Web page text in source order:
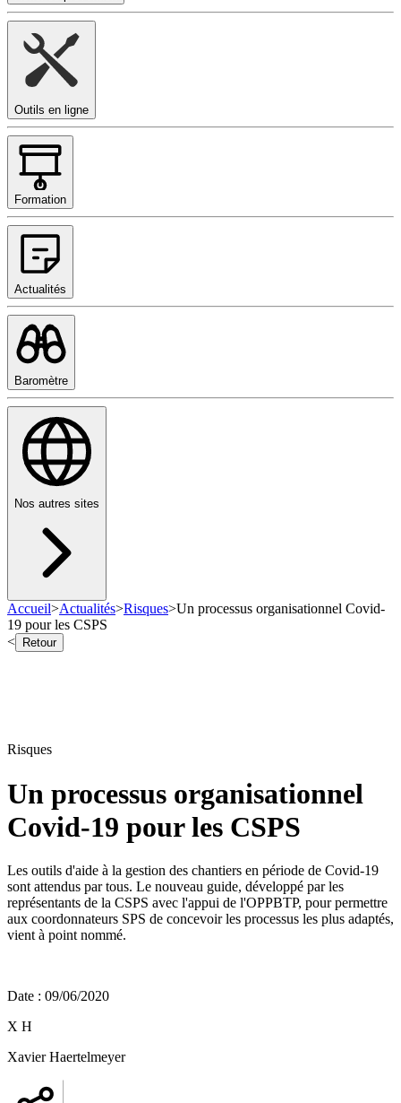
Outils en ligne
Formation
Actualités
Baromètre
Nos autres sites
Accueil>Actualités>Risques>Un processus organisationnel Covid-
19 pour les CSPS
<
Retour
Risques
Un processus organisationnel
Covid-19 pour les CSPS
Les outils d'aide à la gestion des chantiers en période de Covid-19
sont attendus par tous. Le nouveau guide, développé par les
représentants de la CSPS avec l'appui de l'OPPBTP, pour permettre
aux coordonnateurs SPS de concevoir les processus les plus adaptés,
vient à point nommé.
Date : 09/06/2020
X H
Xavier Haertelmeyer